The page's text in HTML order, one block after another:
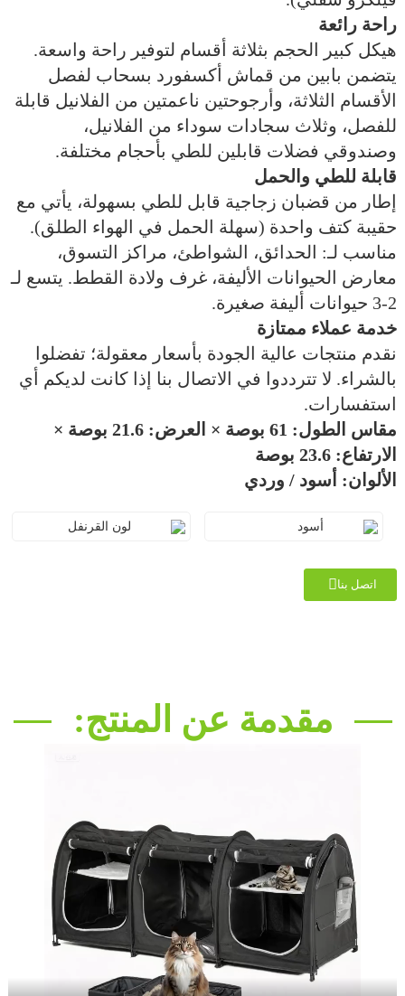
راحة رائعة
هيكل كبير الحجم بثلاثة أقسام لتوفير راحة واسعة.
يتضمن بابين من قماش أكسفورد بسحاب لفصل
الأقسام الثلاثة، وأرجوحتين ناعمتين من الفلانيل قابلة
للفصل، وثلاث سجادات سوداء من الفلانيل،
وصندوقي فضلات قابلين للطي بأحجام مختلفة.
قابلة للطي والحمل
إطار من قضبان زجاجية قابل للطي بسهولة، يأتي مع
حقيبة كتف واحدة (سهلة الحمل في الهواء الطلق).
مناسب لـ: الحدائق، الشواطئ، مراكز التسوق،
معارض الحيوانات الأليفة، غرف ولادة القطط. يتسع لـ
2-3 حيوانات أليفة صغيرة.
خدمة عملاء ممتازة
نقدم منتجات عالية الجودة بأسعار معقولة؛ تفضلوا
بالشراء. لا تترددوا في الاتصال بنا إذا كانت لديكم أي
استفسارات.
مقاس
الطول: 61 بوصة × العرض: 21.6 بوصة ×
الارتفاع: 23.6 بوصة
الألوان: أسود / وردي
أسود لون القرنفل
اتصل بنا
مقدمة عن المنتج: